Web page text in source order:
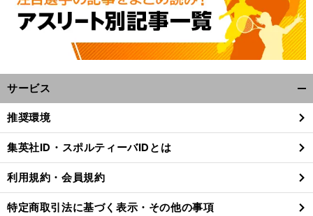
本
」
前
サービス
閉
る
推奨環境
集英社ID・スポルティーバIDとは
利用規約・会員規約
特定商取引法に基づく表示・その他の事項